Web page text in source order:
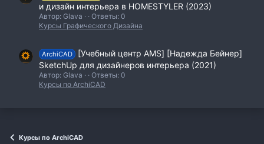
и дизайн интерьера в HOMESTYLER (2023)
Автор: Glava
Ответы: 0
Курсы Графического Дизайна
ArchiCAD
[Учебный центр AMS] [Надежда Бейнер]
SketchUp для дизайнеров интерьера (2021)
Автор: Glava
Ответы: 0
Курсы по ArchiCAD
Курсы по ArchiCAD